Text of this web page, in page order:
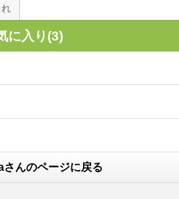
に入り(3)
んのページに戻る